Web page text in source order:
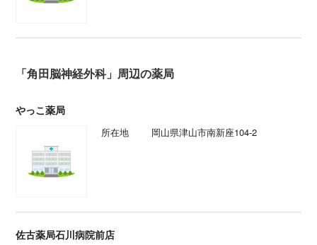
「角田脳神経外科」周辺の薬局
やっこ薬局
所在地 岡山県津山市南新座104-2
佐古薬局石川病院前店